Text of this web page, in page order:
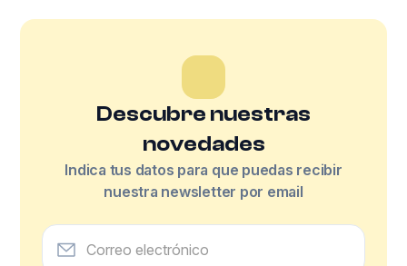
Descubre nuestras
novedades
Indica tus datos para que puedas recibir
nuestra newsletter por email